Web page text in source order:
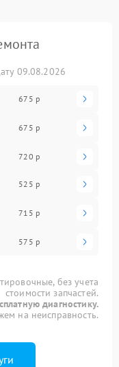
09.08.2026
675 р
675 р
720 р
525 р
715 р
575 р
без учета
стоимости запчастей.
диагностику.
на неисправность.